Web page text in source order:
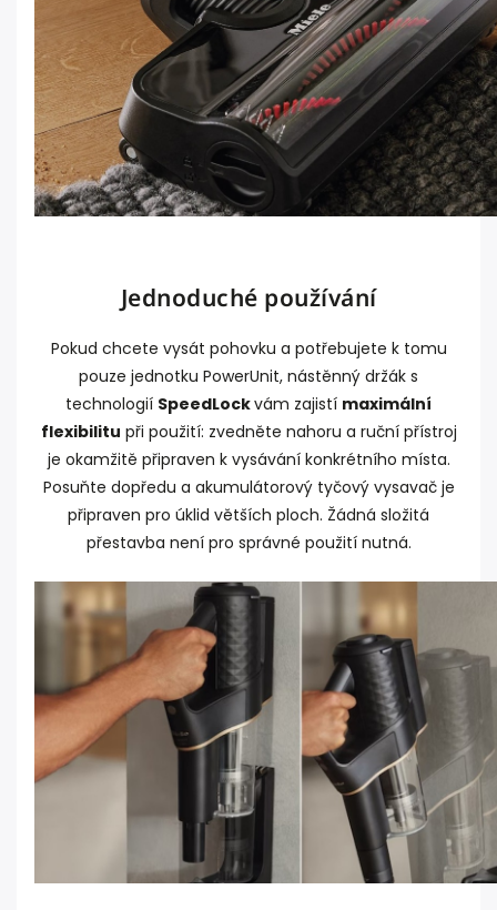
Jednoduché používání
Pokud chcete vysát pohovku a potřebujete k tomu
pouze jednotku PowerUnit, nástěnný držák s
technologií SpeedLockvám zajistí maximální
flexibilitu při použití: zvedněte nahoru a ruční přístroj
je okamžitě připraven k vysávání konkrétního místa.
Posuňte dopředu a akumulátorový tyčový vysavač je
připraven pro úklid větších ploch. Žádná složitá
přestavba není pro správné použití nutná.